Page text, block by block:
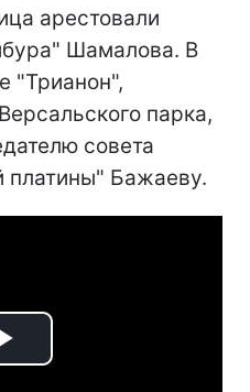
арестовали
Шамалова. В
"Трианон",
парка,
совета
платины" Бажаеву.
Play